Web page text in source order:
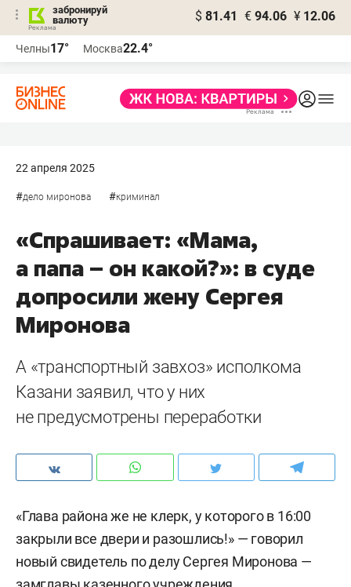
забронируй
валюту
$ 81.41 € 94.06 ¥ 12.06
Челны17° Москва22.4°
22 апреля 2025
#дело миронова #криминал
«Спрашивает: «Мама,
а папа – он какой?»: в суде
допросили жену Сергея
Миронова
А «транспортный завхоз» исполкома
Казани заявил, что у них
не предусмотрены переработки
«Глава района же не клерк, у которого в 16:00
закрыли все двери и разошлись!» — говорил
новый свидетель по делу Сергея Миронова —